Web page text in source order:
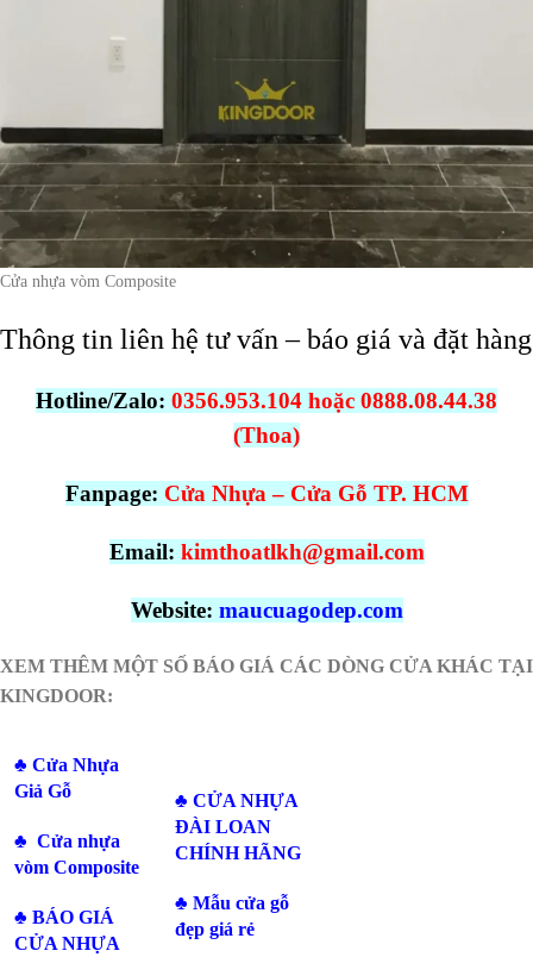
Cửa nhựa vòm Composite
Thông tin liên hệ tư vấn – báo giá và đặt hàng
Hotline/Zalo: 0356.953.104 hoặc 0888.08.44.38
(Thoa)
Fanpage: Cửa Nhựa – Cửa Gỗ TP. HCM
Email: kimthoatlkh@gmail.com
Website: maucuagodep.com
XEM THÊM MỘT SỐ BÁO GIÁ CÁC DÒNG CỬA KHÁC TẠI
KINGDOOR:
♣ Cửa Nhựa
Giả Gỗ
♣ Cửa nhựa
vòm Composite
♣ BÁO GIÁ
CỬA NHỰA
♣ CỬA NHỰA
ĐÀI LOAN
CHÍNH HÃNG
♣ Mẫu cửa gỗ
đẹp giá rẻ